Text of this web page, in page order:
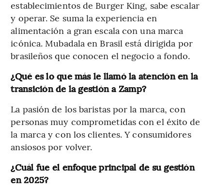
establecimientos de Burger King, sabe escalar
y operar. Se suma la experiencia en
alimentación a gran escala con una marca
icónica. Mubadala en Brasil está dirigida por
brasileños que conocen el negocio a fondo.
¿Qué es lo que más le llamó la atención en la
transición de la gestión a Zamp?
La pasión de los baristas por la marca, con
personas muy comprometidas con el éxito de
la marca y con los clientes. Y consumidores
ansiosos por volver.
¿Cuál fue el enfoque principal de su gestión
en 2025?